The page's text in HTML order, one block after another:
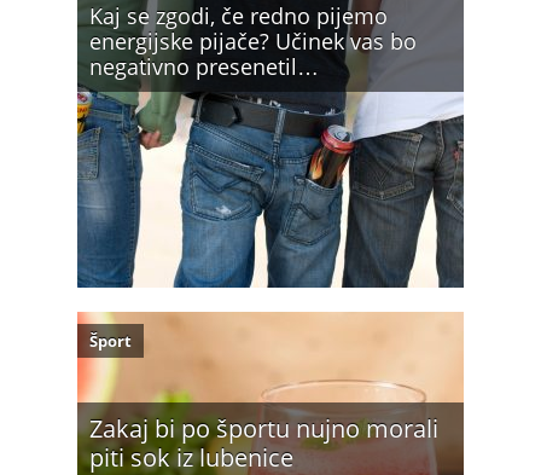
Kaj se zgodi, če redno pijemo
energijske pijače? Učinek vas bo
negativno presenetil…
Zakaj bi po športu nujno morali
piti sok iz lubenice
Šport